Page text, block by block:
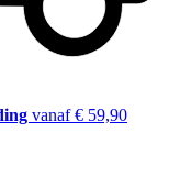
vanaf € 59,90